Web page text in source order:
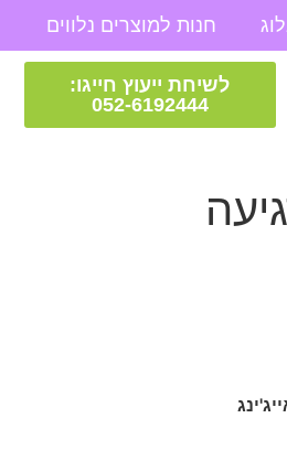
חנות למוצרים נלווים
לשיחת ייעוץ חייגו:
052-6192444